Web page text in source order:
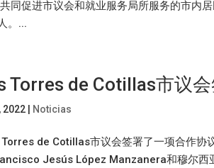
同促进市议会和就业服务局所服务的市内
。...
Torres de Cotillas市议
2022 Noticias
Torres de Cotillas市议会签署了一项合作协
Jesús López Manzanera和穆尔西